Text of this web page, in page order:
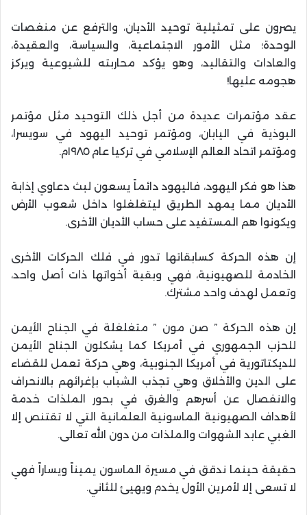
يصرون على تمثيلية توحيد الأديان، والترفع عن منغصات
الوحدة؛ مثل الأمور الاجتماعية، والسياسة، والعقيدة،
والعادات والتقاليد، وهو يؤكد محاربته للشيوعية ويركز
هجومه عليها!
عقد مؤتمرات عديدة من أجل ذلك التوحيد مثل مؤتمر
البوذية في اليابان، ومؤتمر توحيد اليهود في سويسرا،
ومؤتمر اتحاد العالم الإسلامي في تركيا عام ١٩٨٥م.
هذا هو فكر اليهود، فاليهود دائماً يسعون لبث دعاوي إذابة
الأديان مما يمهد الطريق ليتغلغلوا داخل شعوب الأرض
ويكونوا هم المستفيد على حساب الأديان الأخرى.
إن هذه الحركة كسابقاتها تدور في فلك الحركات الأخرى
الخادمة للصهيونية، فهي وبقية أخواتها ذات أصل واحد،
وتعمل لهدف واحد مشترك.
إن هذه الحركة ” صن مون ” متغلغلة في الجناح الأيمن
للحزب الجمهوري في أمريكا كما يشكلون الجناح الأيمن
للديكتاتورية في أمريكا الجنوبية، وهي حركة تعمل للقضاء
على الدين والأخلاق وهي تجذب الشباب بإغرائهم بالانحراف
والانفصال عن أسرهم والغرق في بحور الملذات خدمة
لأهداف الصهيونية الماسونية العلمانية التي لا تقتنص إلا
الغبي عابد الشهوات والملذات من دون الله تعالى.
حقيقة حينما ندقق في مسيرة الماسون يميناً ويساراً فهي
لا تسعى إلا لأمرين الأول يخدم ويهيئ للثاني.